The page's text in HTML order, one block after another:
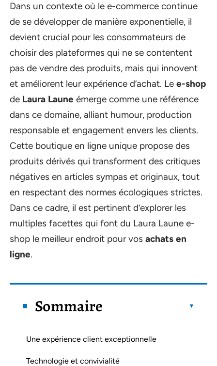
Dans un contexte où le e-commerce continue
de se développer de manière exponentielle, il
devient crucial pour les consommateurs de
choisir des plateformes qui ne se contentent
pas de vendre des produits, mais qui innovent
et améliorent leur expérience d’achat. Le e-shop
de Laura Laune émerge comme une référence
dans ce domaine, alliant humour, production
responsable et engagement envers les clients.
Cette boutique en ligne unique propose des
produits dérivés qui transforment des critiques
négatives en articles sympas et originaux, tout
en respectant des normes écologiques strictes.
Dans ce cadre, il est pertinent d’explorer les
multiples facettes qui font du Laura Laune e-
shop le meilleur endroit pour vos achats en
ligne.
Sommaire
Une expérience client exceptionnelle
Technologie et convivialité